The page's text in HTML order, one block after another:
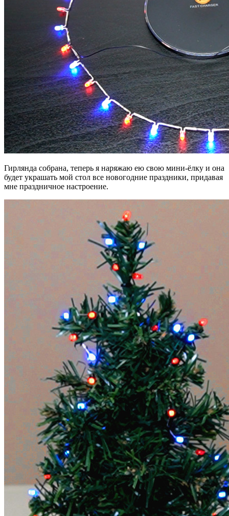
Гирлянда собрана, теперь я наряжаю ею свою мини-ёлку и она
будет украшать мой стол все новогодние праздники, придавая
мне праздничное настроение.